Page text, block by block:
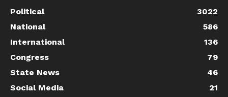
Political
3022
National
586
International
136
Congress
79
State News
46
Social Media
21